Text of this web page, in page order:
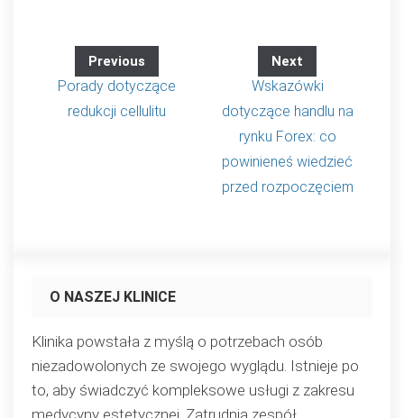
Previous
Porady dotyczące
redukcji cellulitu
Next
Wskazówki
dotyczące handlu na
rynku Forex: co
powinieneś wiedzieć
przed rozpoczęciem
O NASZEJ KLINICE
Klinika powstała z myślą o potrzebach osób
niezadowolonych ze swojego wyglądu. Istnieje po
to, aby świadczyć kompleksowe usługi z zakresu